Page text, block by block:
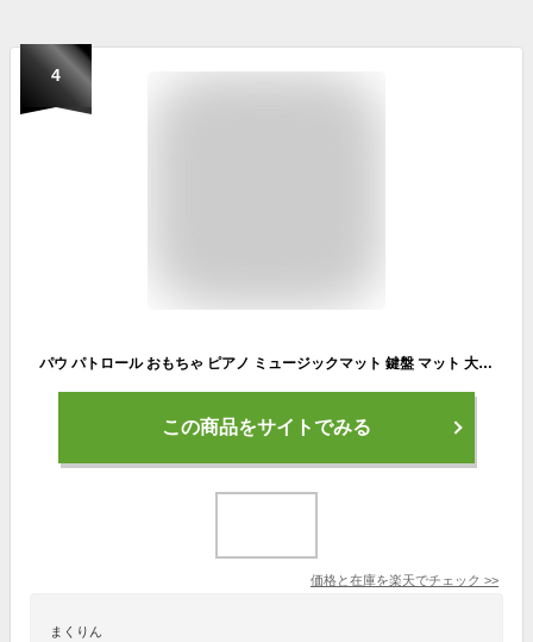
4
パウ パトロール おもちゃ ピアノ ミュージックマット 鍵盤 マット 大型 パウ・パトロール 音楽マット プレイマット タップ パウパト グッズ ピアノマット
この商品をサイトでみる
価格と在庫を楽天でチェック >>
まくりん